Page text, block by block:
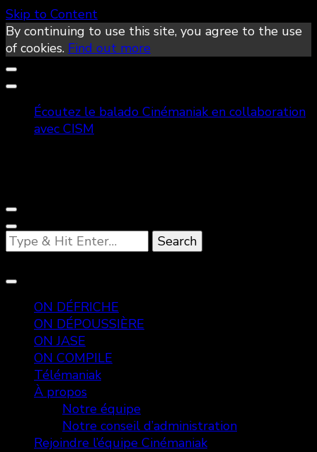
Skip to Content
By continuing to use this site, you agree to the use
of cookies. Find out more
Écoutez le balado Cinémaniak en collaboration
avec CISM
Looking
for
ON DÉFRICHE
ON DÉPOUSSIÈRE
ON JASE
ON COMPILE
Télémaniak
À propos
Notre équipe
Notre conseil d’administration
Rejoindre l’équipe Cinémaniak